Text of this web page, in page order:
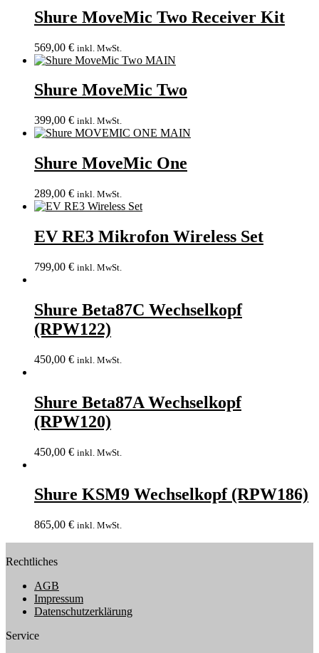
Shure MoveMic Two Receiver Kit
569,00 € inkl. MwSt.
Shure MoveMic Two
399,00 € inkl. MwSt.
Shure MoveMic One
289,00 € inkl. MwSt.
EV RE3 Mikrofon Wireless Set
799,00 € inkl. MwSt.
Shure Beta87C Wechselkopf
(RPW122)
450,00 € inkl. MwSt.
Shure Beta87A Wechselkopf
(RPW120)
450,00 € inkl. MwSt.
Shure KSM9 Wechselkopf (RPW186)
865,00 € inkl. MwSt.
Rechtliches
AGB
Impressum
Datenschutzerklärung
Service